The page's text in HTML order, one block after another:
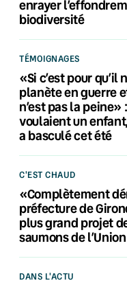
enrayer
biodiversité
TÉMOIGNAGES
«Si c’est pour qu’il
planète en guerre
n’est pas la peine»
voulaient un
a basculé cet été
C'EST CHAUD
«Complètement
préfecture de
plus grand projet
saumons de
DANS L'ACTU